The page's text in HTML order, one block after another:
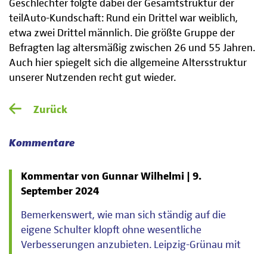
Geschlechter folgte dabei der Gesamtstruktur der
teilAuto-Kundschaft: Rund ein Drittel war weiblich,
etwa zwei Drittel männlich. Die größte Gruppe der
Befragten lag altersmäßig zwischen 26 und 55 Jahren.
Auch hier spiegelt sich die allgemeine Altersstruktur
unserer Nutzenden recht gut wieder.
Zurück
Kommentare
Kommentar von Gunnar Wilhelmi | 9.
September 2024
Bemerkenswert, wie man sich ständig auf die
eigene Schulter klopft ohne wesentliche
Verbesserungen anzubieten. Leipzig-Grünau mit